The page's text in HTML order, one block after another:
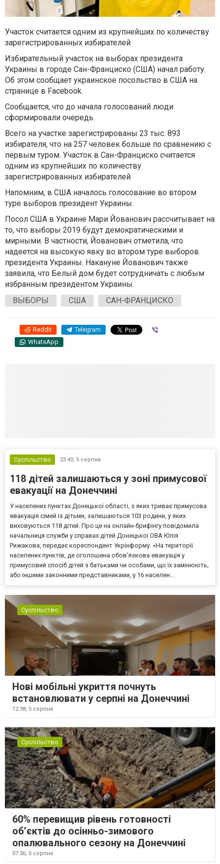
Участок считается одним из крупнейших по количеству
зарегистрированных избирателей
Избирательный участок на выборах президента
Украины в городе Сан-Франциско (США) начал работу.
Об этом сообщает украинское посольство в США на
странице в Facebook.
Сообщается, что до начала голосований люди
сформировали очередь.
Всего на участке зарегистрированы 23 тыс. 893
избирателя, что на 257 человек больше по сравнению с
первым туром. Участок в Сан-Франциско считается
одним из крупнейших по количеству
зарегистрированных избирателей.
Напомним, в США началось голосование во втором
туре выборов президент Украины.
Посол США в Украине Мари Йованович рассчитывает на
то, что выборы 2019 будут демократическими и
мирными. В частности, Йованович отметила, что
надеется на высокую явку во втором туре выборов
президента Украины. Накануне Йованович также
заявила, что Белый дом будет сотрудничать с любым
избранным президентом Украины.
ВЫБОРЫ
США САН-ФРАНЦИСКО
Reddit Telegram
WhatsApp
Суспільство 23:40, 5 серпня
118 дітей залишаються у зоні примусової
евакуації на Донеччині
У населених пунктах Донецької області, з яких триває примусова
евакуація сімей із дітьми, залишаються 103 родини, у яких
виховуються 118 дітей. Про це на онлайн-брифінгу повідомила
начальниця служби у справах дітей Донецької ОВА Юлія
Рижакова, передає кореспондент Укрінформу. «На території
населених пунктів, де оголошена обов’язкова евакуація у
примусовий спосіб дітей з батьками чи особами, що їх замінюють,
або іншими законними представниками, у 16 населен...
Суспільство
Нові мобільні укриття почнуть
встановлювати у серпні на Донеччині
12:38, 5 серпня
Суспільство
60% перевищив рівень готовності
об’єктів до осінньо-зимового
опалювального сезону на Донеччині
07:36, 5 серпня